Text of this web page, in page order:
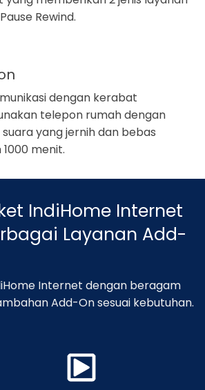
Rewind.
dengan kerabat
telepon rumah dengan
yang jernih dan bebas
menit.
IndiHome Internet
Layanan Add-
Internet dengan beragam
Add-On sesuai kebutuhan.